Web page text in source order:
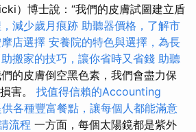
）博士說：“我們的皮膚試圖建立盾
減少歲月痕跡 助聽器價格，了解市
店選擇 安養院的特色與選擇，為長
助搬家的技巧，讓你省時又省錢 助聽
們的皮膚倒空黑色素，我們會盡力保
害。 找值得信賴的Accounting
各種豐富餐點，讓每個人都能滿意
流程 一方面，每個太陽鏡都是紫外